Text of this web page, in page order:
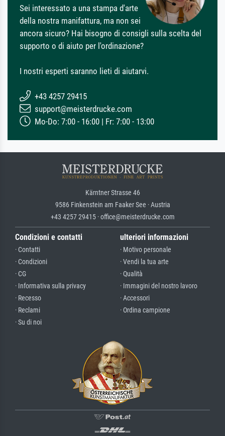
Sei interessato a una stampa d'arte
della nostra manifattura, ma non sei
ancora sicuro? Hai bisogno di consigli sulla scelta del
supporto o di aiuto per l'ordinazione?
I nostri esperti saranno lieti di aiutarvi.
+43 4257 29415
support@meisterdrucke.com
Mo-Do: 7:00 - 16:00 | Fr: 7:00 - 13:00
Kärntner Strasse 46
9586 Finkenstein am Faaker See · Austria
+43 4257 29415 · office@meisterdrucke.com
Condizioni e contatti
· Contatti
· Condizioni
· CG
· Informativa sulla privacy
· Recesso
· Reclami
· Su di noi
ulteriori informazioni
· Motivo personale
· Vendi la tua arte
· Qualità
· Immagini del nostro lavoro
· Accessori
· Ordina campione